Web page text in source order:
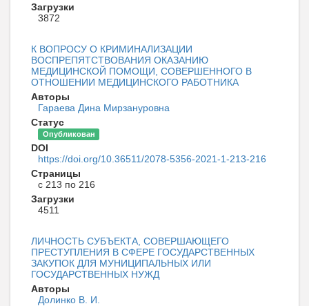
Загрузки
3872
К ВОПРОСУ О КРИМИНАЛИЗАЦИИ
ВОСПРЕПЯТСТВОВАНИЯ ОКАЗАНИЮ
МЕДИЦИНСКОЙ ПОМОЩИ, СОВЕРШЕННОГО В
ОТНОШЕНИИ МЕДИЦИНСКОГО РАБОТНИКА
Авторы
Гараева Дина Мирзануровна
Статус
Опубликован
DOI
https://doi.org/10.36511/2078-5356-2021-1-213-216
Страницы
с 213 по 216
Загрузки
4511
ЛИЧНОСТЬ СУБЪЕКТА, СОВЕРШАЮЩЕГО
ПРЕСТУПЛЕНИЯ В СФЕРЕ ГОСУДАРСТВЕННЫХ
ЗАКУПОК ДЛЯ МУНИЦИПАЛЬНЫХ ИЛИ
ГОСУДАРСТВЕННЫХ НУЖД
Авторы
Долинко В. И.